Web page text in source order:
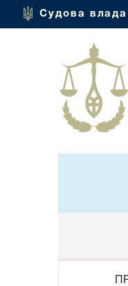
Судова влада